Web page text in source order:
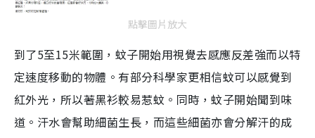
點擊圖片放大
到了5至15米範圍，蚊子開始用視覺去感應反差強而以特
定速度移動的物體。有部分科學家更相信蚊可以感覺到
紅外光，所以著黑衫較易惹蚊。 同時，蚊子開始聞到味
道。汗水會幫助細菌生長，而這些細菌亦會分解汗的成